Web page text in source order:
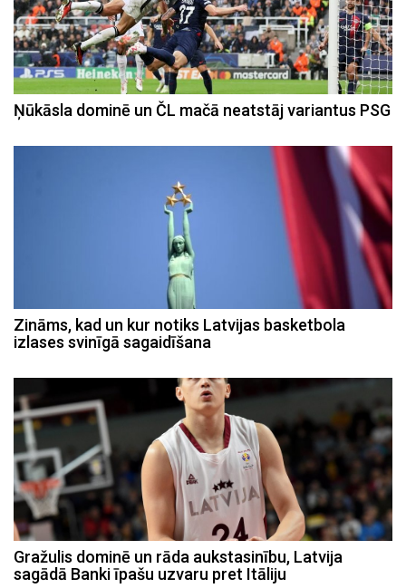
Ņūkāsla dominē un ČL mačā neatstāj variantus PSG
Zināms, kad un kur notiks Latvijas basketbola
izlases svinīgā sagaidīšana
Gražulis dominē un rāda aukstasinību, Latvija
sagādā Banki īpašu uzvaru pret Itāliju